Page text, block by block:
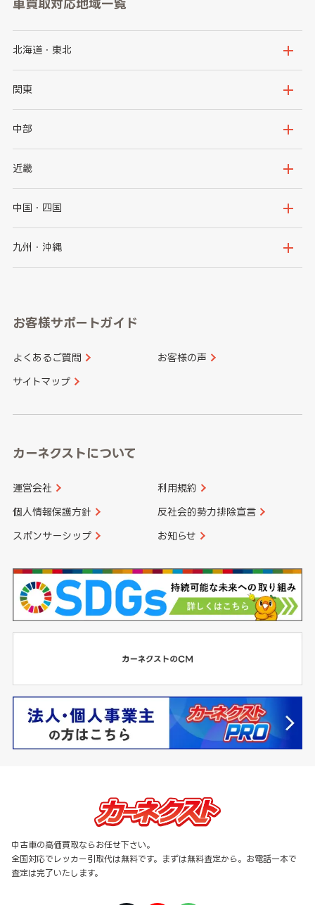
車買取対応地域一覧
北海道・東北
北海道
岩手県
秋田県
関東
茨城県
群馬県
千葉県
神奈川県
中部
新潟県
石川県
山梨県
愛知県
近畿
大阪府
京都府
和歌山県
中国・四国
鳥取県
山口県
香川県 愛媛県
九州・沖縄
長崎県
大分県 宮崎県
お客様サポートガイド
よくあるご質問 お客様の声
サイトマップ
カーネクストについて
運営会社 利用規約
個人情報保護方針 反社会的勢力排除宣言
スポンサーシップ お知らせ
中古車の高価買取ならお任せ下さい。
全国対応でレッカー引取代は無料です。まずは無料査定から。お電話一本で
査定は完了いたします。